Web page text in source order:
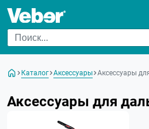
Каталог Аксессуары Аксессуары
Аксессуары для
Цена
От